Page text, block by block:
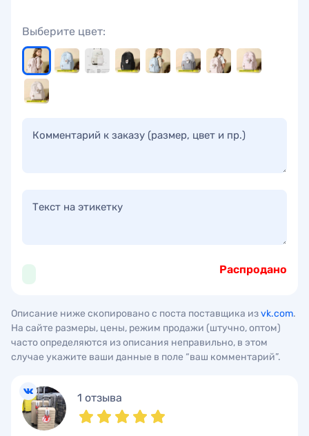
Описание ниже скопировано с поста поставщика изvk.com.
На сайте размеры, цены, режим продажи (штучно, оптом)
часто определяются из описания неправильно, в этом
случае укажите ваши данные в поле “ваш комментарий”.
1 отзыва
Выберите цвет:
Комментарий к заказу (размер, цвет и пр.)
Текст на этикетку
Распродано